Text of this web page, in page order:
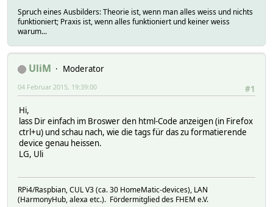
Spruch eines Ausbilders: Theorie ist, wenn man alles weiss und nichts
funktioniert; Praxis ist, wenn alles funktioniert und keiner weiss
warum...
UliM
Moderator
#1
04 Februar 2015, 19:39:00
Hi,
lass Dir einfach im Broswer den html-Code anzeigen (in Firefox
ctrl+u) und schau nach, wie die tags für das zu formatierende
device genau heissen.
LG, Uli
RPi4/Raspbian, CUL V3 (ca. 30 HomeMatic-devices), LAN
(HarmonyHub, alexa etc.). Fördermitglied des FHEM e.V.